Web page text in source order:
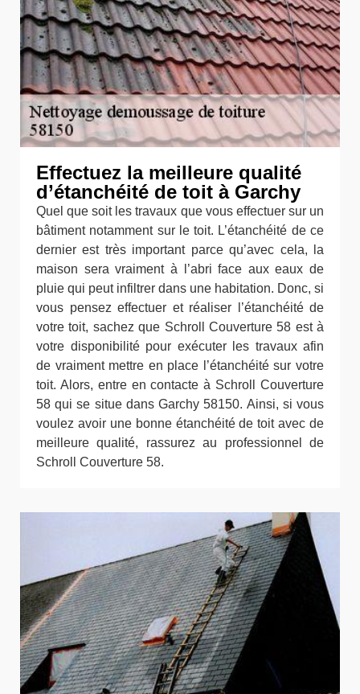
Effectuez la meilleure qualité
d’étanchéité de toit à Garchy
Quel que soit les travaux que vous effectuer sur un
bâtiment notamment sur le toit. L’étanchéité de ce
dernier est très important parce qu’avec cela, la
maison sera vraiment à l’abri face aux eaux de
pluie qui peut infiltrer dans une habitation. Donc, si
vous pensez effectuer et réaliser l’étanchéité de
votre toit, sachez que Schroll Couverture 58 est à
votre disponibilité pour exécuter les travaux afin
de vraiment mettre en place l’étanchéité sur votre
toit. Alors, entre en contacte à Schroll Couverture
58 qui se situe dans Garchy 58150. Ainsi, si vous
voulez avoir une bonne étanchéité de toit avec de
meilleure qualité, rassurez au professionnel de
Schroll Couverture 58.